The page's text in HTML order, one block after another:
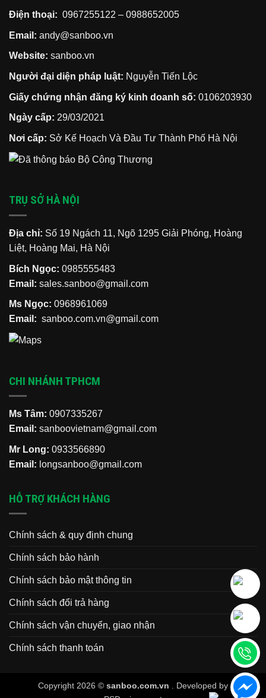
Điện thoại: 0967255122 – 0988652005
Email: andy@sanboo.vn
Website: sanboo.vn
Người đại diện pháp luật: Nguyễn Tiến Lộc
Giấy chứng nhận đăng ký kinh doanh số: 0106203930
Ngày cấp: 29/03/2021
Nơi cấp: Sở Kế Hoạch Và Đầu Tư Thành Phố Hà Nội
TRỤ SỞ HÀ NỘI
Địa chỉ: Số 19 Ngách 11, Ngõ 1295 Giải Phóng, Hoàng
Liệt, Hoàng Mai, Hà Nội
Bích Ngọc: 0985555483
Email: sales.sanboo@gmail.com
Ms Ngọc: 0968961069
Email: sanboo.com.vn@gmail.com
CHI NHÁNH TPHCM
Ms Tâm: 0907335267
Email: sanboovietnam@gmail.com
Mr Long: 0933566890
Email: longsanboo@gmail.com
HỖ TRỢ KHÁCH HÀNG
Chính sách & quy định chung
Chính sách bảo hành
Chính sách bảo mật thông tin
Chính sách đổi trả hàng
Chính sách vận chuyển, giao nhận
Chính sách thanh toán
Copyright 2026 © sanboo.com.vn
. Developed by